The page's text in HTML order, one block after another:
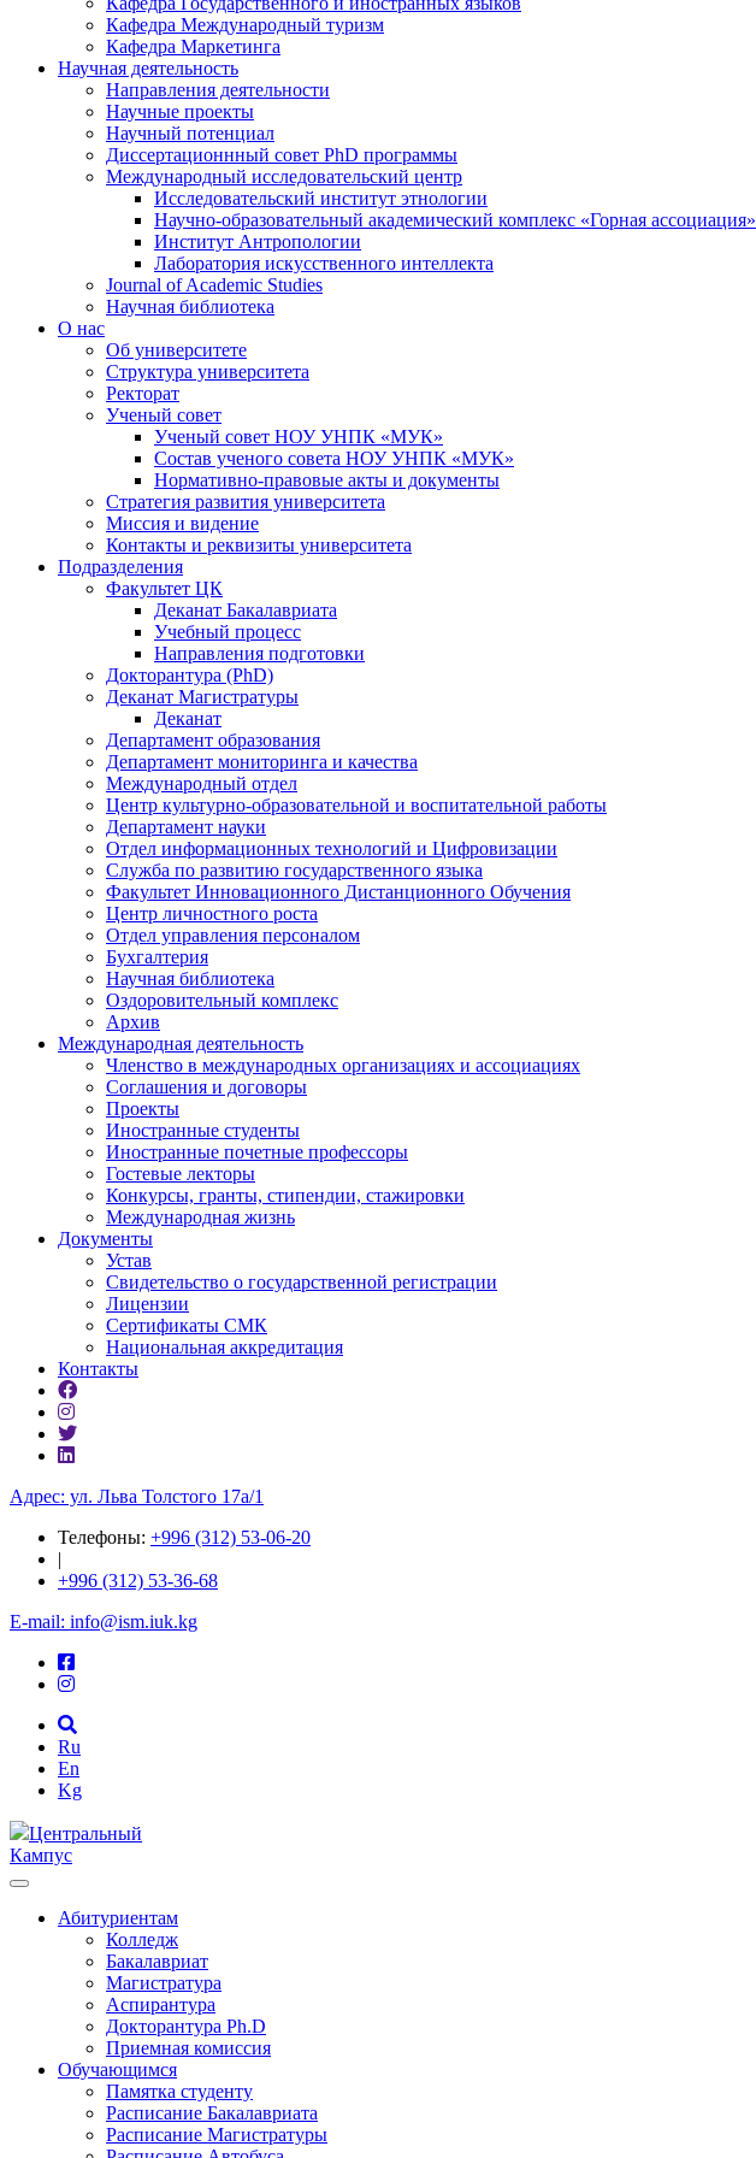
Кафедра Международный туризм
Кафедра Маркетинга
Научная деятельность
Направления деятельности
Научные проекты
Научный потенциал
Диссертационнный совет PhD программы
Международный исследовательский центр
Исследовательский институт этнологии
Научно-образовательный академический комплекс «Горная ассоциация»
Институт Антропологии
Лаборатория искусственного интеллекта
Journal of Academic Studies
Научная библиотека
О нас
Об университете
Структура университета
Ректорат
Ученый совет
Ученый совет НОУ УНПК «МУК»
Состав ученого совета НОУ УНПК «МУК»
Нормативно-правовые акты и документы
Стратегия развития университета
Миссия и видение
Контакты и реквизиты университета
Подразделения
Факультет ЦК
Деканат Бакалавриата
Учебный процесс
Направления подготовки
Докторантура (PhD)
Деканат Магистратуры
Деканат
Департамент образования
Департамент мониторинга и качества
Международный отдел
Центр культурно-образовательной и воспитательной работы
Департамент науки
Отдел информационных технологий и Цифровизации
Служба по развитию государственного языка
Факультет Инновационного Дистанционного Обучения
Центр личностного роста
Отдел управления персоналом
Бухгалтерия
Научная библиотека
Оздоровительный комплекс
Архив
Международная деятельность
Членство в международных организациях и ассоциациях
Соглашения и договоры
Проекты
Иностранные студенты
Иностранные почетные профессоры
Гостевые лекторы
Конкурсы, гранты, стипендии, стажировки
Международная жизнь
Документы
Устав
Свидетельство о государственной регистрации
Лицензии
Сертификаты СМК
Национальная аккредитация
Контакты
Адрес: ул. ​Льва Толстого 17а/1
Телефоны: +996 (312) 53-06-20
|
+996 (312) 53-36-68
E-mail: info@ism.iuk.kg
Ru
En
Kg
Центральный
Кампус
Абитуриентам
Колледж
Бакалавриат
Магистратура
Аспирантура
Докторантура Ph.D
Приемная комиссия
Обучающимся
Памятка студенту
Расписание Бакалавриата
Расписание Магистратуры